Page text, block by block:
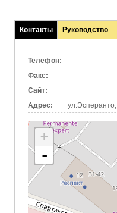
Контакты
(активная
Руководство
Телефон:
Факс:
Сайт:
Адрес:
+
-